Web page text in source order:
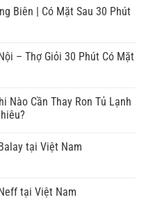
Biên | Có Mặt Sau 30 Phút
– Thợ Giỏi 30 Phút Có Mặt
Nào Cần Thay Ron Tủ Lạnh
tại Việt Nam
tại Việt Nam